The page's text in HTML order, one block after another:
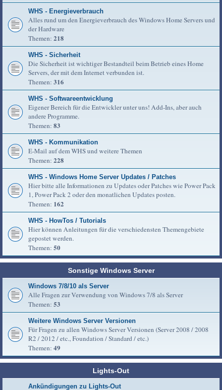
WHS - Energieverbrauch
Alles rund um den Energieverbrauch des Windows Home Servers und
der Hardware
Themen: 218
WHS - Sicherheit
Die Sicherheit ist wichtiger Bestandteil beim Betrieb eines Home
Servers, der mit dem Internet verbunden ist.
Themen: 316
WHS - Softwareentwicklung
Eigener Bereich für die Entwickler unter uns! Add-Ins, aber auch
andere Programme.
Themen: 83
WHS - Kommunikation
E-Mail auf dem WHS und weitere Themen
Themen: 228
WHS - Windows Home Server Updates / Patches
Hier bitte alle Informationen zu Updates oder Patches wie Power Pack
1, Power Pack 2 oder den monatlichen Updates posten.
Themen: 162
WHS - HowTos / Tutorials
Hier können Anleitungen für die verschiedensten Themengebiete
gepostet werden.
Themen: 50
Sonstige Windows Server
Windows 7/8/10 als Server
Alle Fragen zur Verwendung von Windows 7/8 als Server
Themen: 53
Weitere Windows Server Versionen
Für Fragen zu allen Windows Server Versionen (Server 2008 / 2008
R2 / 2012 / etc., Foundation / Standard / etc.)
Themen: 49
Lights-Out
Ankündigungen zu Lights-Out